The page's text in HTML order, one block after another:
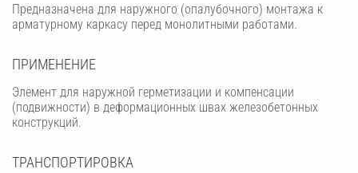
Предназначена для наружного (опалубочного) монтажа к
арматурному каркасу перед монолитными работами.
ПРИМЕНЕНИЕ
Элемент для наружной герметизации и компенсации
(подвижности) в деформационных швах железобетонных
конструкций.
ТРАНСПОРТИРОВКА